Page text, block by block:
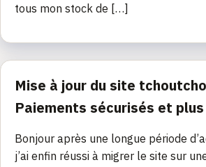
tous mon stock de […]
Mise à jour du site
Paiements sécurisés et plus
Bonjour après une longue période
j’ai enfin réussi à migrer le site sur